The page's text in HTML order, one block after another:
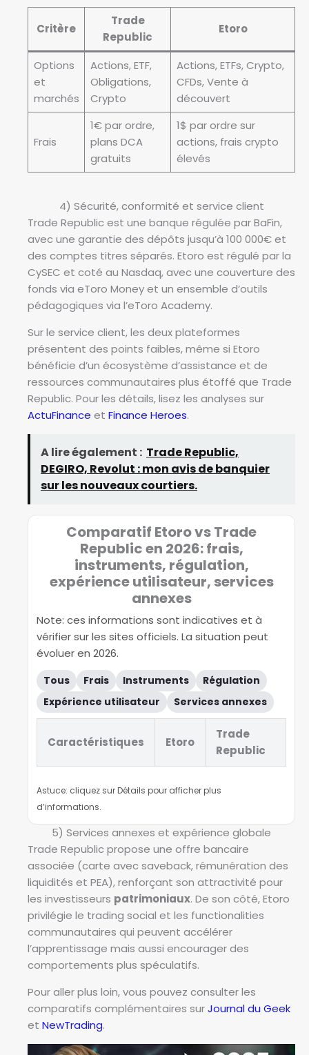
Critère
Trade
Republic
Etoro
Options
et
marchés
Actions, ETF,
Obligations,
Crypto
Actions, ETFs, Crypto,
CFDs, Vente à
découvert
Frais
1€ par ordre,
plans DCA
gratuits
1$ par ordre sur
actions, frais crypto
élevés
4) Sécurité, conformité et service client
Trade Republic est une banque régulée par BaFin,
avec une garantie des dépôts jusqu’à 100 000€ et
des comptes titres séparés. Etoro est régulé par la
CySEC et coté au Nasdaq, avec une couverture des
fonds via eToro Money et un ensemble d’outils
pédagogiques via l’eToro Academy.
Sur le service client, les deux plateformes
présentent des points faibles, même si Etoro
bénéficie d’un écosystème d’assistance et de
ressources communautaires plus étoffé que Trade
Republic. Pour les détails, lisez les analyses sur
ActuFinance et Finance Heroes.
A lire également : Trade Republic,
DEGIRO, Revolut : mon avis de banquier
sur les nouveaux courtiers.
Comparatif Etoro vs Trade
Republic en 2026: frais,
instruments, régulation,
expérience utilisateur, services
annexes
Note: ces informations sont indicatives et à
vérifier sur les sites officiels. La situation peut
évoluer en 2026.
Tous Frais Instruments
Régulation
Expérience utilisateur
Services annexes
Caractéristiques Etoro
Trade
Republic
Astuce: cliquez sur Détails pour afficher plus
d’informations.
5) Services annexes et expérience globale
Trade Republic propose une offre bancaire
associée (carte avec saveback, rémunération des
liquidités et PEA), renforçant son attractivité pour
les investisseurs patrimoniaux. De son côté, Etoro
privilégie le trading social et les functionalities
communautaires qui peuvent accélérer
l’apprentissage mais aussi encourager des
comportements plus spéculatifs.
Pour aller plus loin, vous pouvez consulter les
comparatifs complémentaires surJournal du Geek
et NewTrading.